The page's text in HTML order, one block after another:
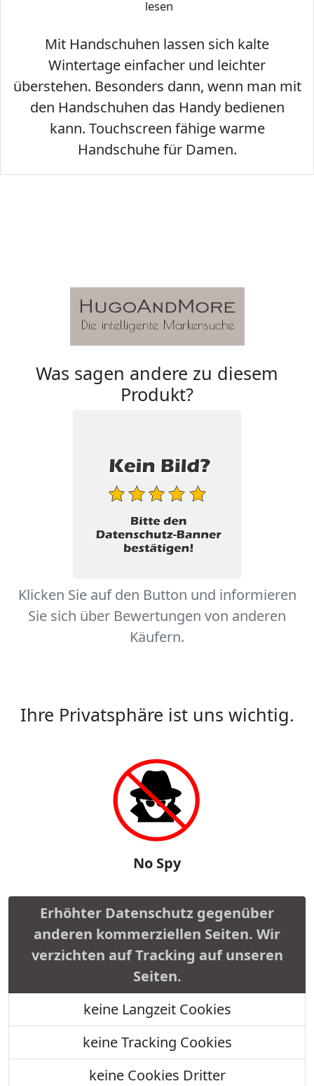
lesen
Mit Handschuhen lassen sich kalte
Wintertage einfacher und leichter
überstehen. Besonders dann, wenn man mit
den Handschuhen das Handy bedienen
kann. Touchscreen fähige warme
Handschuhe für Damen.
Was sagen andere zu diesem
Produkt?
Klicken Sie auf den Button und informieren
Sie sich über Bewertungen von anderen
Käufern.
Ihre Privatsphäre ist uns wichtig.
No Spy
Erhöhter Datenschutz gegenüber
anderen kommerziellen Seiten. Wir
verzichten auf Tracking auf unseren
Seiten.
keine Langzeit Cookies
keine Tracking Cookies
keine Cookies Dritter